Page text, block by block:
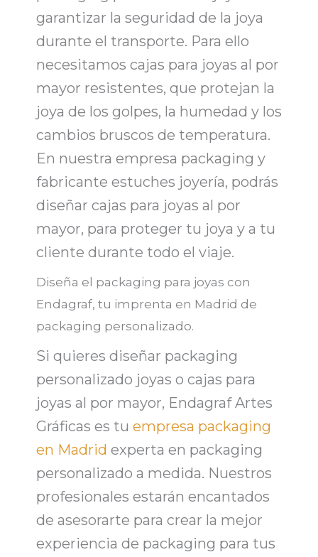
garantizar la seguridad de la joya
durante el transporte. Para ello
necesitamos cajas para joyas al por
mayor resistentes, que protejan la
joya de los golpes, la humedad y los
cambios bruscos de temperatura.
En nuestra empresa packaging y
fabricante estuches joyería, podrás
diseñar cajas para joyas al por
mayor, para proteger tu joya y a tu
cliente durante todo el viaje.
Diseña el packaging para joyas con
Endagraf, tu imprenta en Madrid de
packaging personalizado.
Si quieres diseñar packaging
personalizado joyas o cajas para
joyas al por mayor, Endagraf Artes
Gráficas es tu empresa packaging
en Madrid experta en packaging
personalizado a medida. Nuestros
profesionales estarán encantados
de asesorarte para crear la mejor
experiencia de packaging para tus